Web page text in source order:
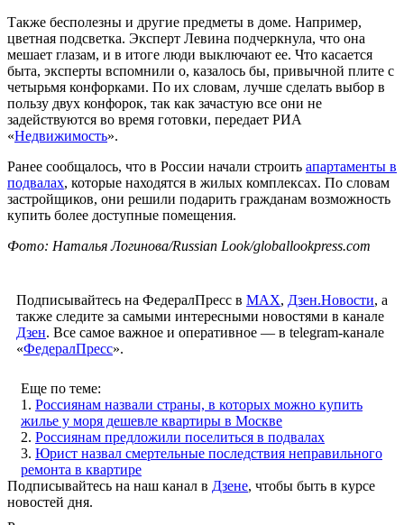
Также бесполезны и другие предметы в доме. Например,
цветная подсветка. Эксперт Левина подчеркнула, что она
мешает глазам, и в итоге люди выключают ее. Что касается
быта, эксперты вспомнили о, казалось бы, привычной плите с
четырьмя конфорками. По их словам, лучше сделать выбор в
пользу двух конфорок, так как зачастую все они не
задействуются во время готовки, передает РИА
«Недвижимость».
Ранее сообщалось, что в России начали строить апартаменты в
подвалах, которые находятся в жилых комплексах. По словам
застройщиков, они решили подарить гражданам возможность
купить более доступные помещения.
Фото: Наталья Логинова/Russian Look/globallookpress.com
Подписывайтесь на ФедералПресс в МАХ, Дзен.Новости, а
также следите за самыми интересными новостями в канале
Дзен. Все самое важное и оперативное — в telegram-канале
«ФедералПресс».
Еще по теме:
1. Россиянам назвали страны, в которых можно купить
жилье у моря дешевле квартиры в Москве
2. Россиянам предложили поселиться в подвалах
3. Юрист назвал смертельные последствия неправильного
ремонта в квартире
Подписывайтесь на наш канал в Дзене, чтобы быть в курсе
новостей дня.